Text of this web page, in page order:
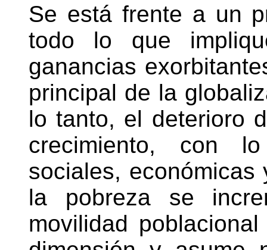
Se está frente a un
todo lo que
ganancias
principal de la
lo tanto, el deterioro
crecimiento, con
sociales,
la pobreza se
movilidad